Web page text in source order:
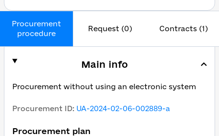
Procurement
procedure
Request (0) Contracts (1)
Main info
Procurement without using an electronic system
Procurement ID: UA-2024-02-06-002889-a
Procurement plan